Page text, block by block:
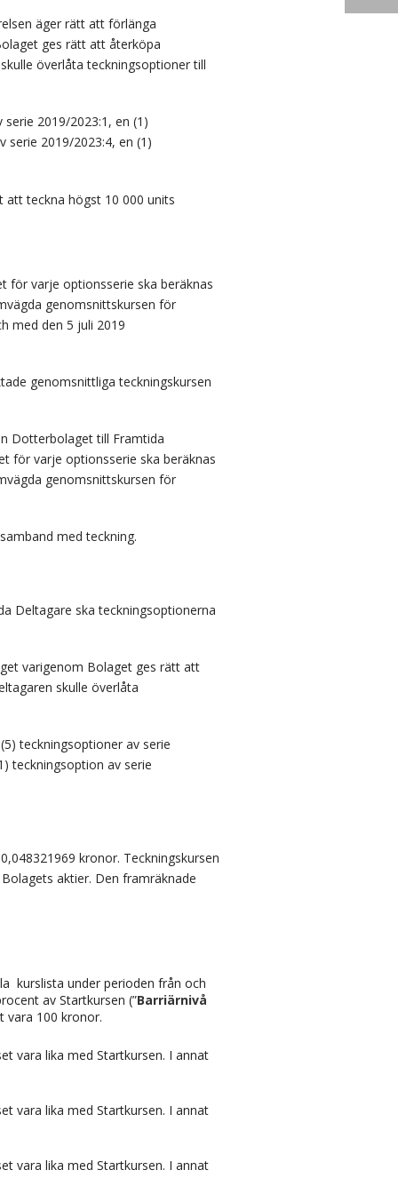
äger rätt att förlänga
ges rätt att återköpa
överlåta teckningsoptioner till
2019/2023:1, en (1)
serie 2019/2023:4, en (1)
teckna högst 10 000 units
för varje optionsserie ska beräknas
genomsnittskursen för
med den 5 juli 2019
genomsnittliga teckningskursen
Dotterbolaget till Framtida
för varje optionsserie ska beräknas
genomsnittskursen för
med teckning.
Deltagare ska teckningsoptionerna
varigenom Bolaget ges rätt att
skulle överlåta
teckningsoptioner av serie
teckningsoption av serie
kronor. Teckningskursen
aktier. Den framräknade
kurslista under perioden från och
av Startkursen (”Barriärnivå
vara 100 kronor.
vara lika med Startkursen. I annat
vara lika med Startkursen. I annat
vara lika med Startkursen. I annat